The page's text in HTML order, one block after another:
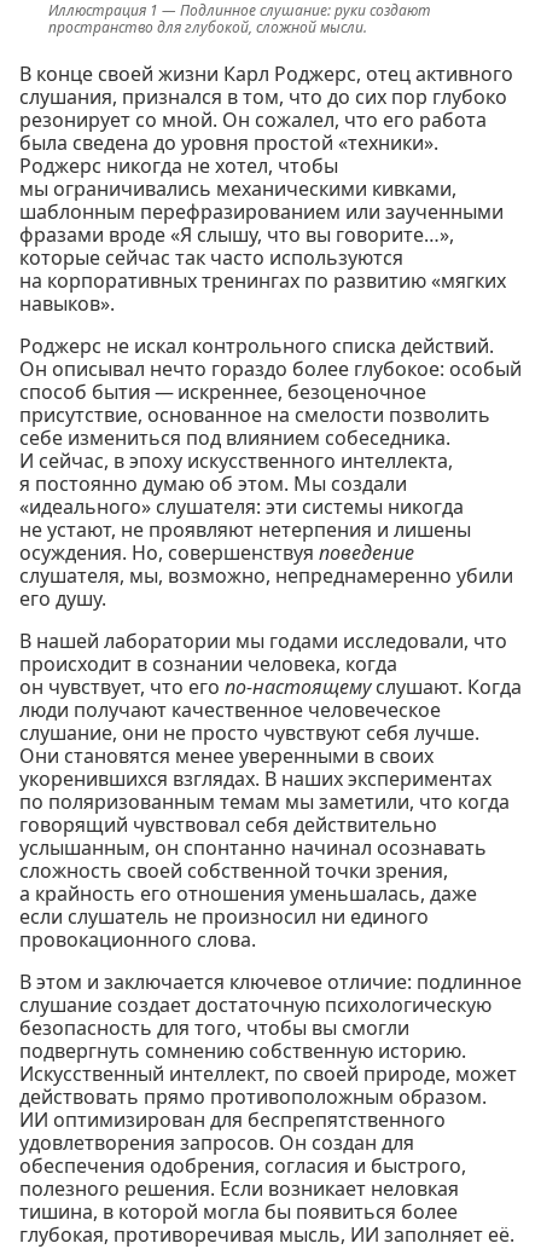
Подлинное слушание: руки создают
пространство для глубокой, сложной мысли.
В конце своей жизни Карл Роджерс, отец активного
слушания, признался в том, что до сих пор глубоко
резонирует со мной. Он сожалел, что его работа
была сведена до уровня простой «техники».
Роджерс никогда не хотел, чтобы
мы ограничивались механическими кивками,
шаблонным перефразированием или заученными
фразами вроде «Я слышу, что вы говорите…»,
которые сейчас так часто используются
на корпоративных тренингах по развитию «мягких
навыков».
Роджерс не искал контрольного списка действий.
Он описывал нечто гораздо более глубокое: особый
способ бытия — искреннее, безоценочное
присутствие, основанное на смелости позволить
себе измениться под влиянием собеседника.
И сейчас, в эпоху искусственного интеллекта,
я постоянно думаю об этом. Мы создали
«идеального» слушателя: эти системы никогда
не устают, не проявляют нетерпения и лишены
осуждения. Но, совершенствуя поведение
слушателя, мы, возможно, непреднамеренно убили
его душу.
В нашей лаборатории мы годами исследовали, что
происходит в сознании человека, когда
он чувствует, что его по-настоящемуслушают. Когда
люди получают качественное человеческое
слушание, они не просто чувствуют себя лучше.
Они становятся менее уверенными в своих
укоренившихся взглядах. В наших экспериментах
по поляризованным темам мы заметили, что когда
говорящий чувствовал себя действительно
услышанным, он спонтанно начинал осознавать
сложность своей собственной точки зрения,
а крайность его отношения уменьшалась, даже
если слушатель не произносил ни единого
провокационного слова.
В этом и заключается ключевое отличие: подлинное
слушание создает достаточную психологическую
безопасность для того, чтобы вы смогли
подвергнуть сомнению собственную историю.
Искусственный интеллект, по своей природе, может
действовать прямо противоположным образом.
ИИ оптимизирован для беспрепятственного
удовлетворения запросов. Он создан для
обеспечения одобрения, согласия и быстрого,
полезного решения. Если возникает неловкая
тишина, в которой могла бы появиться более
глубокая, противоречивая мысль, ИИ заполняет её.